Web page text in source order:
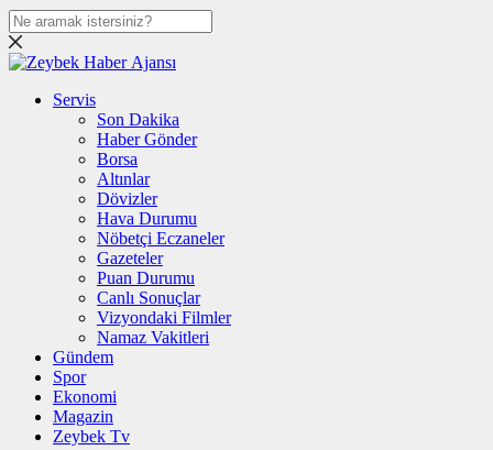
Servis
Son Dakika
Haber Gönder
Borsa
Altınlar
Dövizler
Hava Durumu
Nöbetçi Eczaneler
Gazeteler
Puan Durumu
Canlı Sonuçlar
Vizyondaki Filmler
Namaz Vakitleri
Gündem
Spor
Ekonomi
Magazin
Zeybek Tv